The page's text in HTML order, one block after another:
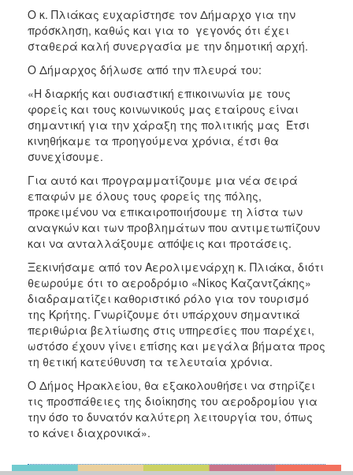
Ο κ. Πλιάκας ευχαρίστησε τον Δήμαρχο για την
πρόσκληση, καθώς και για το γεγονός ότι έχει
σταθερά καλή συνεργασία με την δημοτική αρχή.
Ο Δήμαρχος δήλωσε από την πλευρά του:
«Η διαρκής και ουσιαστική επικοινωνία με τους
φορείς και τους κοινωνικούς μας εταίρους είναι
σημαντική για την χάραξη της πολιτικής μας Έτσι
κινηθήκαμε τα προηγούμενα χρόνια, έτσι θα
συνεχίσουμε.
Για αυτό και προγραμματίζουμε μια νέα σειρά
επαφών με όλους τους φορείς της πόλης,
προκειμένου να επικαιροποιήσουμε τη λίστα των
αναγκών και των προβλημάτων που αντιμετωπίζουν
και να ανταλλάξουμε απόψεις και προτάσεις.
Ξεκινήσαμε από τον Αερολιμενάρχη κ. Πλιάκα, διότι
θεωρούμε ότι το αεροδρόμιο «Νίκος Καζαντζάκης»
διαδραματίζει καθοριστικό ρόλο για τον τουρισμό
της Κρήτης. Γνωρίζουμε ότι υπάρχουν σημαντικά
περιθώρια βελτίωσης στις υπηρεσίες που παρέχει,
ωστόσο έχουν γίνει επίσης και μεγάλα βήματα προς
τη θετική κατεύθυνση τα τελευταία χρόνια.
Ο Δήμος Ηρακλείου, θα εξακολουθήσει να στηρίζει
τις προσπάθειες της διοίκησης του αεροδρομίου για
την όσο το δυνατόν καλύτερη λειτουργία του, όπως
το κάνει διαχρονικά».